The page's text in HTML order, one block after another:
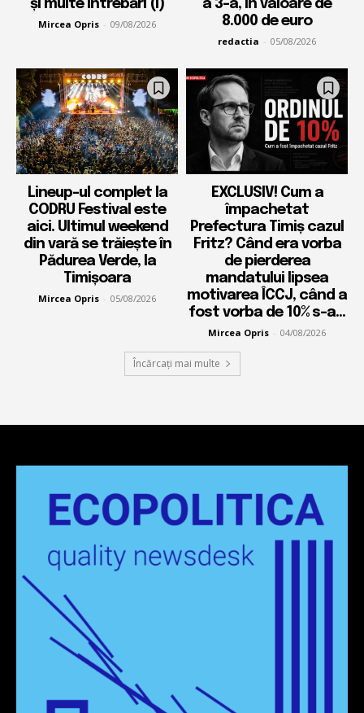
și multe întrebări (I)
Mircea Opris - 09/08/2026
a 3-a, în valoare de
8.000 de euro
redactia - 05/08/2026
Lineup-ul complet la
CODRU Festival este
aici. Ultimul weekend
din vară se trăiește în
Pădurea Verde, la
Timișoara
Mircea Opris - 05/08/2026
EXCLUSIV! Cum a
împachetat
Prefectura Timiș cazul
Fritz? Când era vorba
de pierderea
mandatului lipsea
motivarea ÎCCJ, când a
fost vorba de 10% s-a...
Mircea Opris - 04/08/2026
Încărcați mai multe